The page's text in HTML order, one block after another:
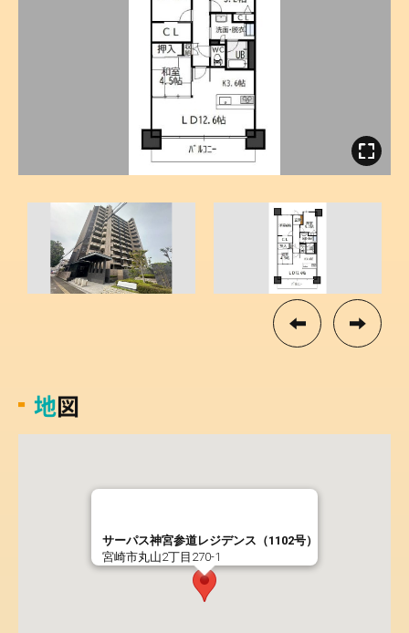
地図
サーパス神宮参道レジデンス（1102号）
宮崎市丸山2丁目270-1